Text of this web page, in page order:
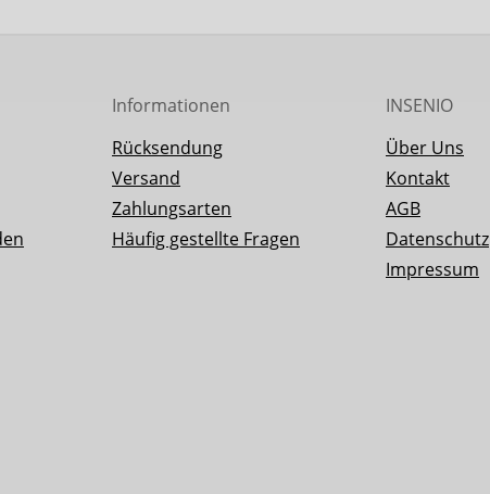
Informationen
Rücksendung
Versand
Zahlungsarten
Häufig gestellte Fragen
INSENIO
Über Uns
Kontakt
AGB
Datenschutz
Impressum